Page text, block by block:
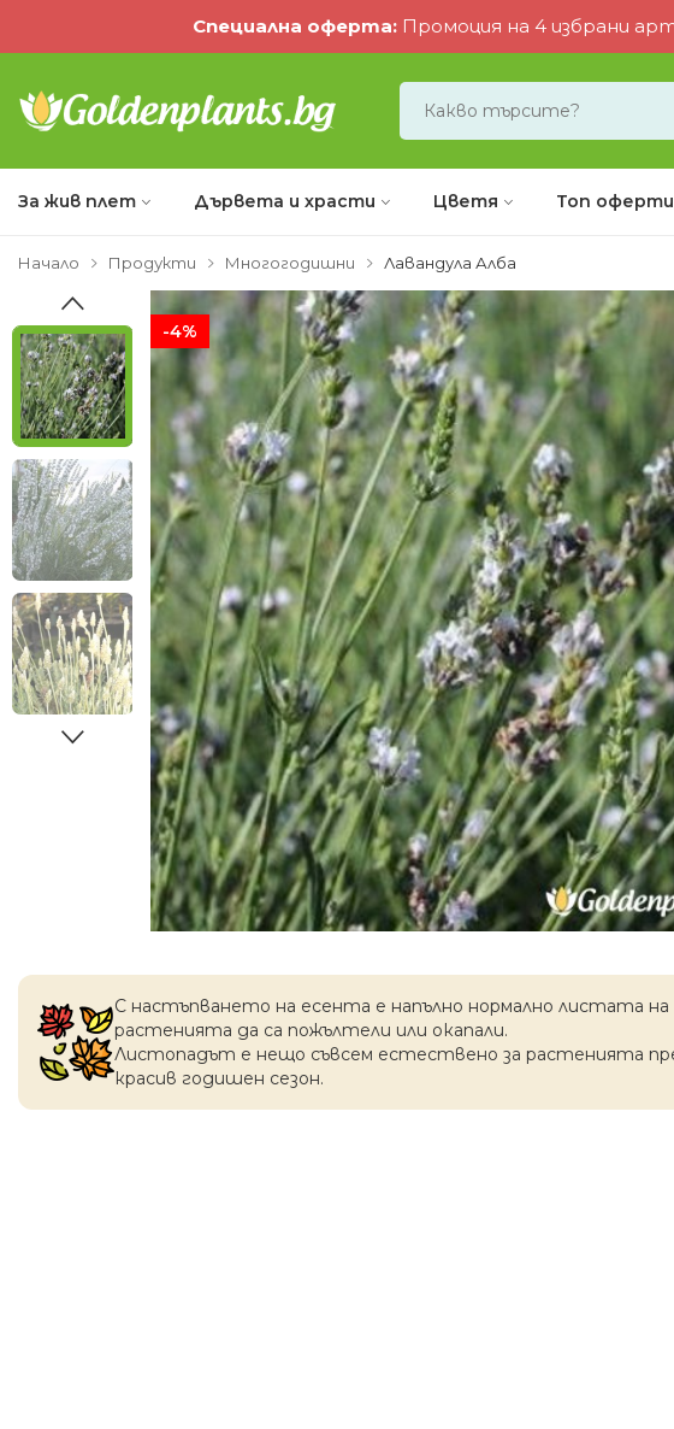
Специална оферта: Промоция на 4 избрани
За жив плет Дървета и храсти Цветя Топ оферти
Начало Продукти Многогодишни Лавандула Алба
-4%
С настъпването на есентa е напълно нормално листата на
растенията да са пожълтели или окапaли.
Листопадът е нещо съвсем естествено за растенията
красив годишен сезон.